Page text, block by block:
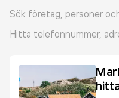
Sök företag, personer
Hitta telefonnummer,